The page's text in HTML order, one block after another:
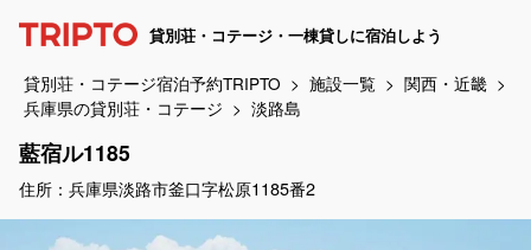
貸別荘・コテージ・一棟貸しに宿泊しよう
貸別荘・コテージ宿泊予約TRIPTO 施設一覧
関西・近畿
兵庫県の貸別荘・コテージ
淡路島
藍宿ル1185
住所：兵庫県淡路市釜口字松原1185番2